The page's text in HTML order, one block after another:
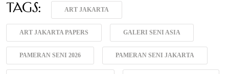
Tags: ART JAKARTA
ART JAKARTA PAPERS GALERI SENI ASIA
PAMERAN SENI 2026 PAMERAN SENI JAKARTA